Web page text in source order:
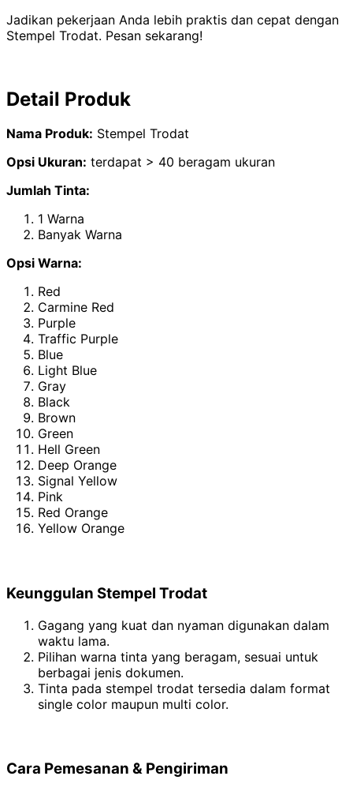
Jadikan pekerjaan Anda lebih praktis dan cepat dengan
Stempel Trodat. Pesan sekarang!
Detail Produk
Nama Produk: Stempel Trodat
Opsi Ukuran: terdapat > 40 beragam ukuran
Jumlah Tinta:
1 Warna
Banyak Warna
Opsi Warna:
Red
Carmine Red
Purple
Traffic Purple
Blue
Light Blue
Gray
Black
Brown
Green
Hell Green
Deep Orange
Signal Yellow
Pink
Red Orange
Yellow Orange
Keunggulan Stempel Trodat
Gagang yang kuat dan nyaman digunakan dalam
waktu lama.
Pilihan warna tinta yang beragam, sesuai untuk
berbagai jenis dokumen.
Tinta pada stempel trodat tersedia dalam format
single color maupun multi color.
Cara Pemesanan & Pengiriman